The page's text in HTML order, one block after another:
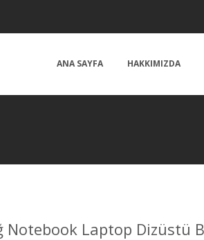
content
ANA SAYFA HAKKIMIZDA
Notebook Laptop Dizüstü